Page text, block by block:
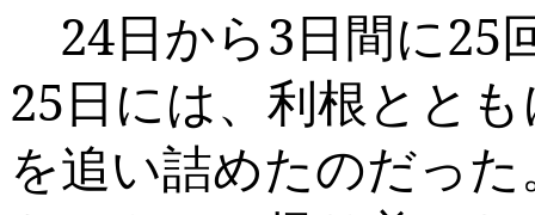
24日から3日間に25
25日には、利根とと
を追い詰めたのだっ